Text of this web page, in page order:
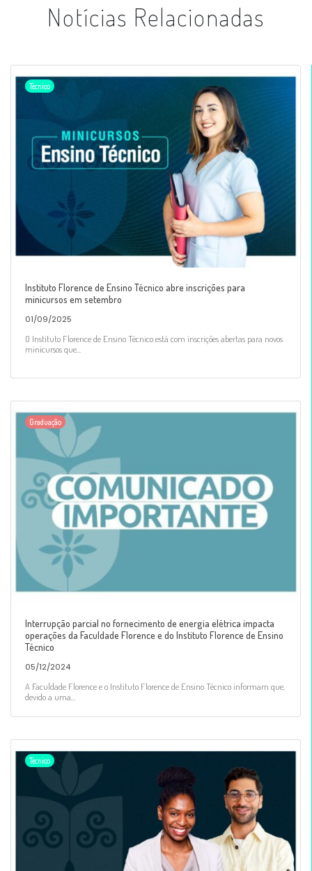
Notícias Relacionadas
Técnico
Instituto Florence de Ensino Técnico abre inscrições para
minicursos em setembro
01/09/2025
O Instituto Florence de Ensino Técnico está com inscrições abertas para novos
minicursos que...
Graduação
Interrupção parcial no fornecimento de energia elétrica impacta
operações da Faculdade Florence e do Instituto Florence de Ensino
Técnico
05/12/2024
A Faculdade Florence e o Instituto Florence de Ensino Técnico informam que,
devido a uma...
Técnico